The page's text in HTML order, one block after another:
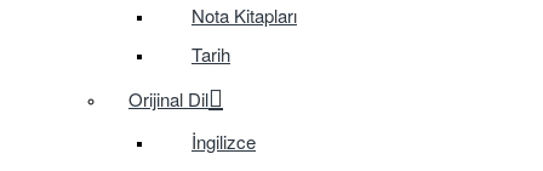
Nota Kitapları
Tarih
Orijinal Dil
İngilizce